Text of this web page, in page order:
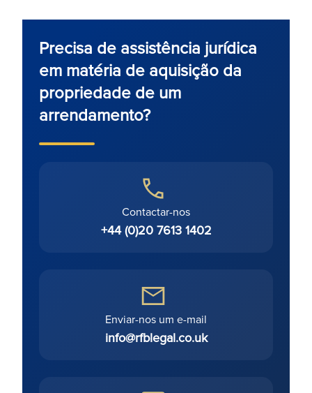
Precisa de assistência jurídica
em matéria de aquisição da
propriedade de um
arrendamento?
Contactar-nos
+44 (0)20 7613 1402
Enviar-nos um e-mail
info@rfblegal.co.uk